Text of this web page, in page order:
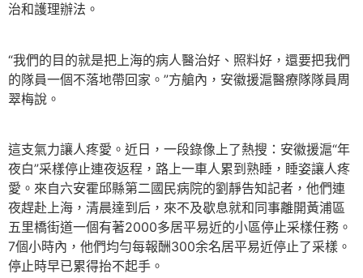
治和護理辦法。
“我們的目的就是把上海的病人醫治好、照料好，還要把我們
的隊員一個不落地帶回家。”方艙內，安徽援滬醫療隊隊員周
翠梅說。
這支氣力讓人疼愛。近日，一段錄像上了熱搜：安徽援滬“年
夜白”采樣停止連夜返程，路上一車人累到熟睡，睡姿讓人疼
愛。來自六安霍邱縣第二國民病院的劉靜告知記者，他們連
夜趕赴上海，清晨達到后，來不及歇息就和同事離開黃浦區
五里橋街道一個有著2000多居平易近的小區停止采樣任務。
7個小時內，他們均勻每報酬300余名居平易近停止了采樣。
停止時早已累得抬不起手。